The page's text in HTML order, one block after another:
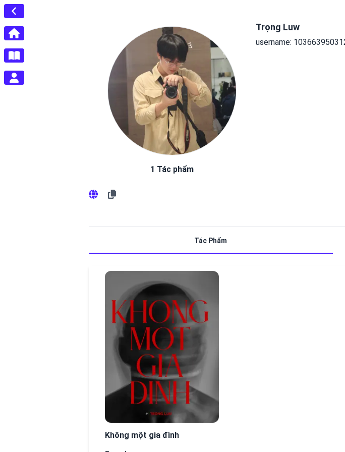
1 Tác phẩm
Trọng Luw
username:
Tác Phẩm
Không một gia đình